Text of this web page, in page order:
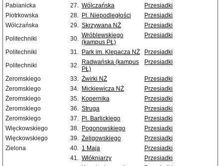
Pabianicka
27. Wólczańska
Przesiadki
Piotrkowska
28. Pl. Niepodległości
Przesiadki
Wólczańska
29. Skrzywana NŻ
Przesiadki
Politechniki
30. Wróblewskiego
(kampus PŁ)
Przesiadki
Politechniki 31. Park im. Klepacza NŻ
Przesiadki
Politechniki
32. Radwańska (kampus
PŁ)
Przesiadki
Żeromskiego 33. Żwirki NŻ
Przesiadki
Żeromskiego
34. Mickiewicza NŻ
Przesiadki
Żeromskiego
35. Kopernika
Przesiadki
Żeromskiego
36. Struga
Przesiadki
Żeromskiego
37. Pl. Barlickiego
Przesiadki
Więckowskiego
38. Pogonowskiego
Przesiadki
Więckowskiego
39. Żeligowskiego
Przesiadki
Zielona
40. 1 Maja
Przesiadki
41. Włókniarzy
Przesiadki